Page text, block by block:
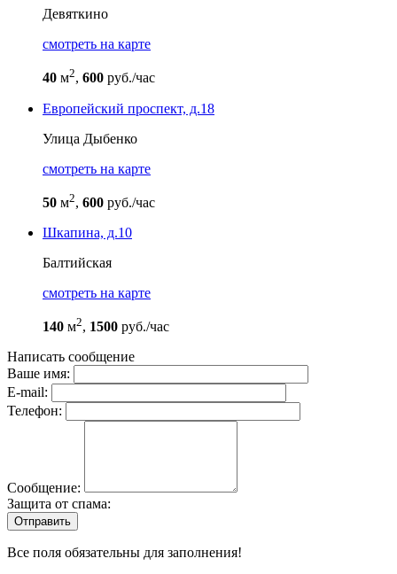
Девяткино
cмотреть на карте
40 м2, 600 руб./час
Европейский проспект, д.18
Улица Дыбенко
cмотреть на карте
50 м2, 600 руб./час
Шкапина, д.10
Балтийская
cмотреть на карте
140 м2, 1500 руб./час
Написать сообщение
Ваше имя:
E-mail:
Телефон:
Сообщение:
Защита от спама:
Все поля обязательны для заполнения!